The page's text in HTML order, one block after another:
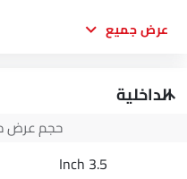
عرض جميع
الداخلية
حجم عرض
3.5 Inch